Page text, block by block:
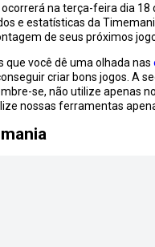
na terça-feira dia
e estatísticas da
de seus próximos
que você dê uma olhada nas
criar bons jogos. A
se, não utilize apenas
nossas ferramentas